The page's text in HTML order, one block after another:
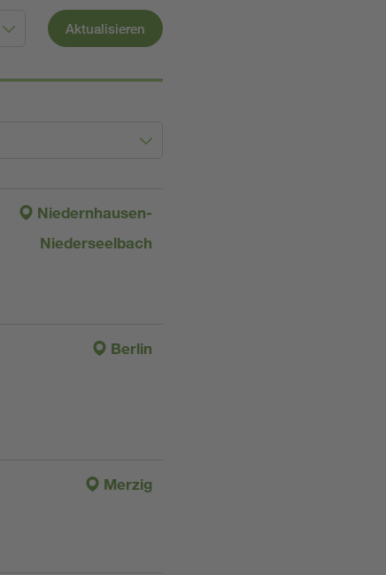
Aktualisieren
Niedernhausen-
Niederseelbach
Berlin
Merzig